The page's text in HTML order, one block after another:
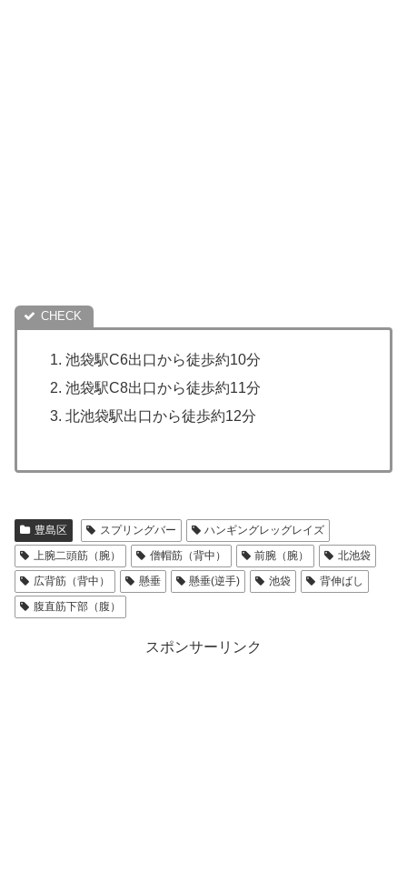
池袋駅C6出口から徒歩約10分
池袋駅C8出口から徒歩約11分
北池袋駅出口から徒歩約12分
豊島区 スプリングバー
ハンギングレッグレイズ
上腕二頭筋（腕）
僧帽筋（背中） 前腕（腕）
北池袋
広背筋（背中）
懸垂 懸垂(逆手) 池袋
背伸ばし
腹直筋下部（腹）
スポンサーリンク